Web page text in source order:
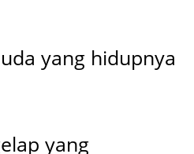
yang hidupnya
yang